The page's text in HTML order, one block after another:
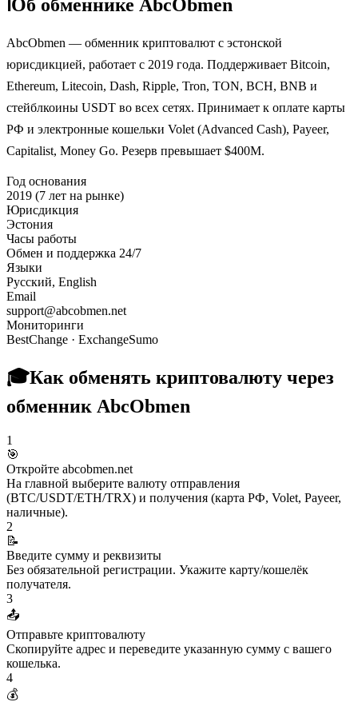
ℹ️Об обменнике AbcObmen
AbcObmen — обменник криптовалют с эстонской
юрисдикцией, работает с 2019 года. Поддерживает Bitcoin,
Ethereum, Litecoin, Dash, Ripple, Tron, TON, BCH, BNB и
стейблкоины USDT во всех сетях. Принимает к оплате карты
РФ и электронные кошельки Volet (Advanced Cash), Payeer,
Capitalist, Money Go. Резерв превышает $400M.
Год основания
2019 (7 лет на рынке)
Юрисдикция
Эстония
Часы работы
Обмен и поддержка 24/7
Языки
Русский, English
Email
support@abcobmen.net
Мониторинги
BestChange · ExchangeSumo
🎓Как обменять криптовалюту через
обменник AbcObmen
1
🎯
Откройте abcobmen.net
На главной выберите валюту отправления
(BTC/USDT/ETH/TRX) и получения (карта РФ, Volet, Payeer,
наличные).
2
📝
Введите сумму и реквизиты
Без обязательной регистрации. Укажите карту/кошелёк
получателя.
3
📤
Отправьте криптовалюту
Скопируйте адрес и переведите указанную сумму с вашего
кошелька.
4
💰